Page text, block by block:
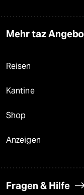
Mehr taz
Reisen
Kantine
Shop
Anzeigen
Fragen & Hilfe